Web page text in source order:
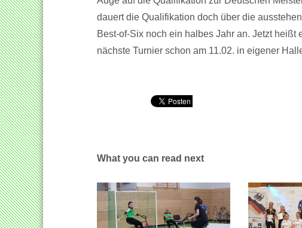
dauert die Qualifikation doch über die
Best-of-Six noch ein halbes Jahr an. Jetzt
nächste Turnier schon am 11.02. in eigener
What you can read next